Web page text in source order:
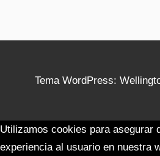
Tema WordPress:
Utilizamos cookies para asegurar
experiencia al usuario en nuestra